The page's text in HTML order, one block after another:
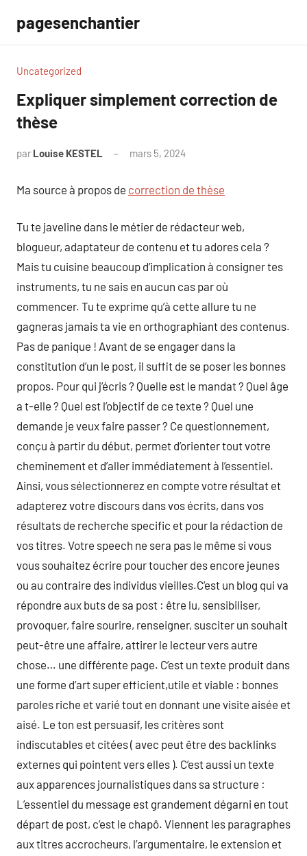
contenu
pagesenchantier
Uncategorized
Expliquer simplement correction de
thèse
par Louise KESTEL mars 5, 2024
Ma source à propos de correction de thèse
Tu te javeline dans le métier de rédacteur web,
blogueur, adaptateur de contenu et tu adores cela ?
Mais tu cuisine beaucoup d’implication à consigner tes
instruments, tu ne sais en aucun cas par où
commencer. Tu te exprime qu’à cette allure tu ne
gagneras jamais ta vie en orthographiant des contenus.
Pas de panique ! Avant de se engager dans la
constitution d’un le post, il suffit de se poser les bonnes
propos. Pour qui j’écris ? Quelle est le mandat ? Quel âge
a t-elle ? Quel est l’objectif de ce texte ? Quel une
demande je veux faire passer ? Ce questionnement,
conçu à partir du début, permet d’orienter tout votre
cheminement et d’aller immédiatement à l’essentiel.
Ainsi, vous sélectionnerez en compte votre résultat et
adapterez votre discours dans vos écrits, dans vos
résultats de recherche specific et pour la rédaction de
vos titres. Votre speech ne sera pas le même si vous
vous souhaitez écrire pour toucher des encore jeunes
ou au contraire des individus vieilles.C’est un blog qui va
répondre aux buts de sa post : être lu, sensibiliser,
provoquer, faire sourire, renseigner, susciter un souhait
peut-être une affaire, attirer le lecteur vers autre
chose… une différente page. C’est un texte produit dans
une forme d’art super efficient,utile et viable : bonnes
paroles riche et varié tout en donnant une visite aisée et
aisé. Le ton est persuasif, les critères sont
indiscutables et citées ( avec peut être des backlinks
externes qui pointent vers elles ). C’est aussi un texte
aux apparences journalistiques dans sa structure :
L’essentiel du message est grandement dégarni en tout
départ de post, c’est le chapô. Viennent les paragraphes
aux titres accrocheurs, l’argumentaire, le extension et